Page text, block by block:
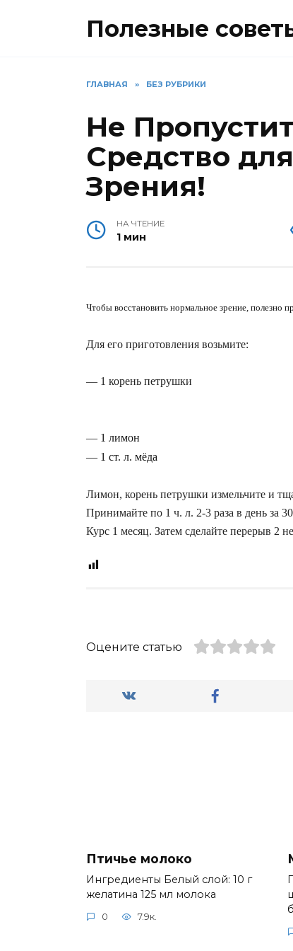
Полезные
ГЛАВНАЯ » БЕЗ РУБРИКИ
Не
Средство
Зрения!
НА ЧТЕНИЕ
1 мин
Чтобы восстановить нормальное зрение, полезно
Для его приготовления возьмите:
— 1 корень петрушки
— 1 лимон
— 1 ст. л. мёда
Лимон, корень петрушки измельчите и
Принимайте по 1 ч. л. 2-3 раза в день за
Курс 1 месяц. Затем сделайте перерыв 2
Оцените статью
Птичье молоко
Ингредиенты Белый слой: 10 г
желатина 125 мл молока
0 7.9к.